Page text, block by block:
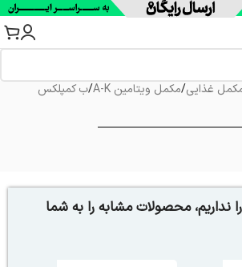
غذایی/مکمل ویتامین A-K /ب کمپلکس
محصولات مشابه را به شما